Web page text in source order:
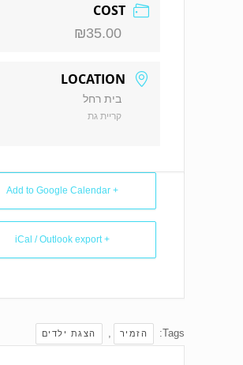
COST
₪35.00
LOCATION
בית רחל
קריית גת
+ Add to Google Calendar
+ iCal / Outlook export
Tags: הזמיר הצגת ילדים